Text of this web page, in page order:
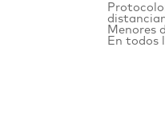
Menores
En todos